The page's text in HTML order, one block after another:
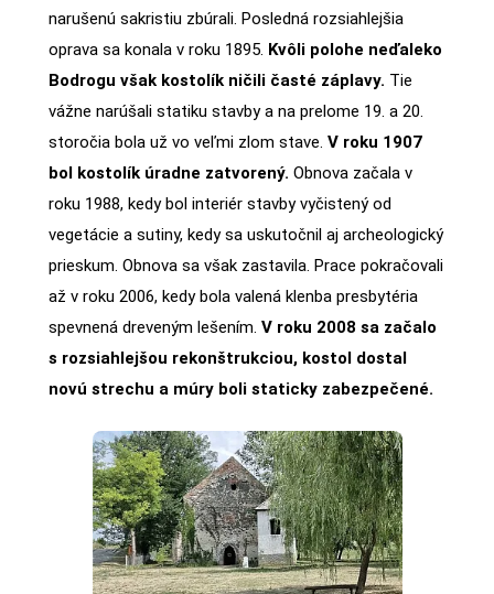
narušenú sakristiu zbúrali. Posledná rozsiahlejšia
oprava sa konala v roku 1895. Kvôli polohe neďaleko
Bodrogu však kostolík ničili časté záplavy. Tie
vážne narúšali statiku stavby a na prelome 19. a 20.
storočia bola už vo veľmi zlom stave. V roku 1907
bol kostolík úradne zatvorený. Obnova začala v
roku 1988, kedy bol interiér stavby vyčistený od
vegetácie a sutiny, kedy sa uskutočnil aj archeologický
prieskum. Obnova sa však zastavila. Prace pokračovali
až v roku 2006, kedy bola valená klenba presbytéria
spevnená dreveným lešením. V roku 2008 sa začalo
s rozsiahlejšou rekonštrukciou, kostol dostal
novú strechu a múry boli staticky zabezpečené.